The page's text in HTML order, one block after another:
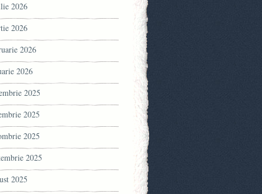
2026
2026
2026
2026
2025
2025
2025
2025
2025